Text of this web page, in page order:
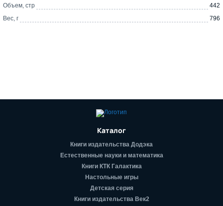
Объем, стр
442
Вес, г
796
Каталог
Книги издательства Додэка
Естественные науки и математика
Книги КТК Галактика
Настольные игры
Детская серия
Книги издательства Век2